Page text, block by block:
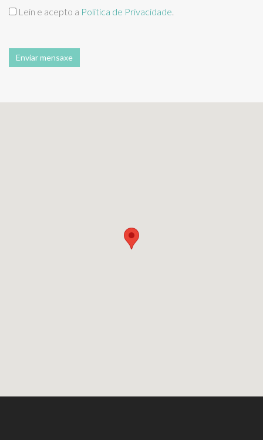
Leín e acepto a Política de Privacidade.
Enviar mensaxe